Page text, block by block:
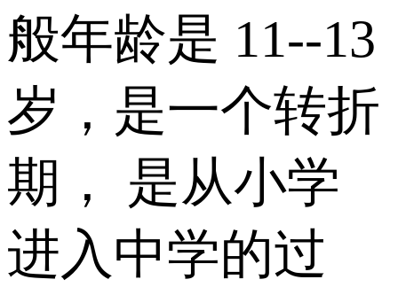
般年龄是 11--13
岁，是一个转折
期， 是从小学
进入中学的过